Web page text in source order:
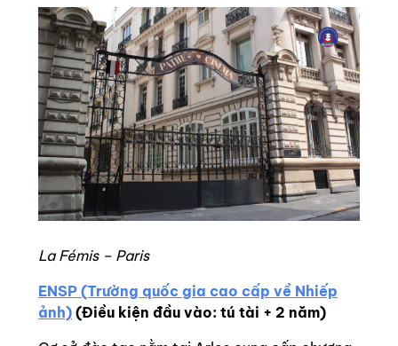
La Fémis – Paris
ENSP (Trường quốc gia cao cấp về Nhiếp
ảnh) (Điều kiện đầu vào: tú tài + 2 năm)